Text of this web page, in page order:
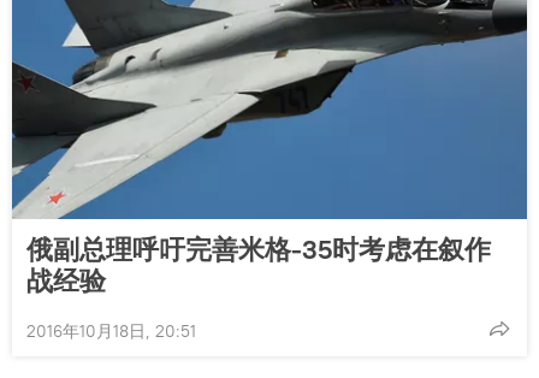
俄副总理呼吁完善米格-35时考虑在叙作
战经验
2016年10月18日, 20:51